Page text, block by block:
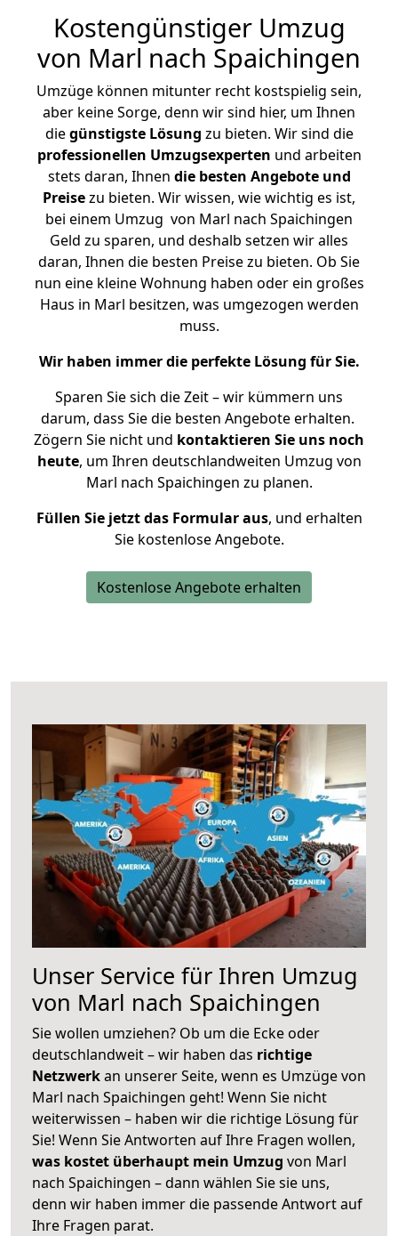
Kostengünstiger Umzug
von Marl nach Spaichingen
Umzüge können mitunter recht kostspielig sein,
aber keine Sorge, denn wir sind hier, um Ihnen
diegünstigste Lösung zu bieten. Wir sind die
professionellen Umzugsexperten und arbeiten
stets daran, Ihnen die besten Angebote und
Preisezu bieten. Wir wissen, wie wichtig es ist,
bei einem Umzug von Marl nach Spaichingen
Geld zu sparen, und deshalb setzen wir alles
daran, Ihnen die besten Preise zu bieten. Ob Sie
nun eine kleine Wohnung haben oder ein großes
Haus in Marl besitzen, was umgezogen werden
muss.
Wir haben immer die perfekte Lösung für Sie.
Sparen Sie sich die Zeit – wir kümmern uns
darum, dass Sie die besten Angebote erhalten.
Zögern Sie nicht und kontaktieren Sie uns noch
heute, um Ihren deutschlandweiten Umzug von
Marl nach Spaichingen zu planen.
Füllen Sie jetzt das Formular aus, und erhalten
Sie kostenlose Angebote.
Kostenlose Angebote erhalten
Unser Service für Ihren Umzug
von Marl nach Spaichingen
Sie wollen umziehen? Ob um die Ecke oder
deutschlandweit – wir haben das richtige
Netzwerkan unserer Seite, wenn es Umzüge von
Marl nach Spaichingen geht! Wenn Sie nicht
weiterwissen – haben wir die richtige Lösung für
Sie! Wenn Sie Antworten auf Ihre Fragen wollen,
was kostet überhaupt mein Umzug von Marl
nach Spaichingen – dann wählen Sie sie uns,
denn wir haben immer die passende Antwort auf
Ihre Fragen parat.